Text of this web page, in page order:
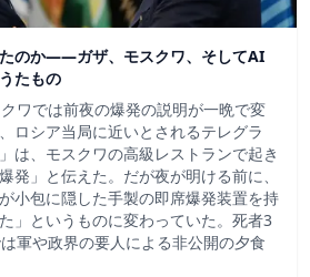
のか——ガザ、モスクワ、そしてAI
たもの
ワでは前夜の爆発の説明が一晩で変
ロシア当局に近いとされるテレグラ
は、モスクワの高級レストランで起き
発」と伝えた。だが夜が明ける前に、
小包に隠した手製の即席爆発装置を持
」というものに変わっていた。死者3
軍や政界の要人による非公開の夕食